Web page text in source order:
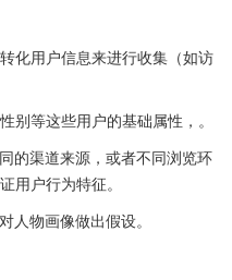
化用户信息来进行收集 （如访
别等这些用户的基础属性，。
的渠道来源，或者不同浏览环
用户行为特征。
人物画像做出假设。